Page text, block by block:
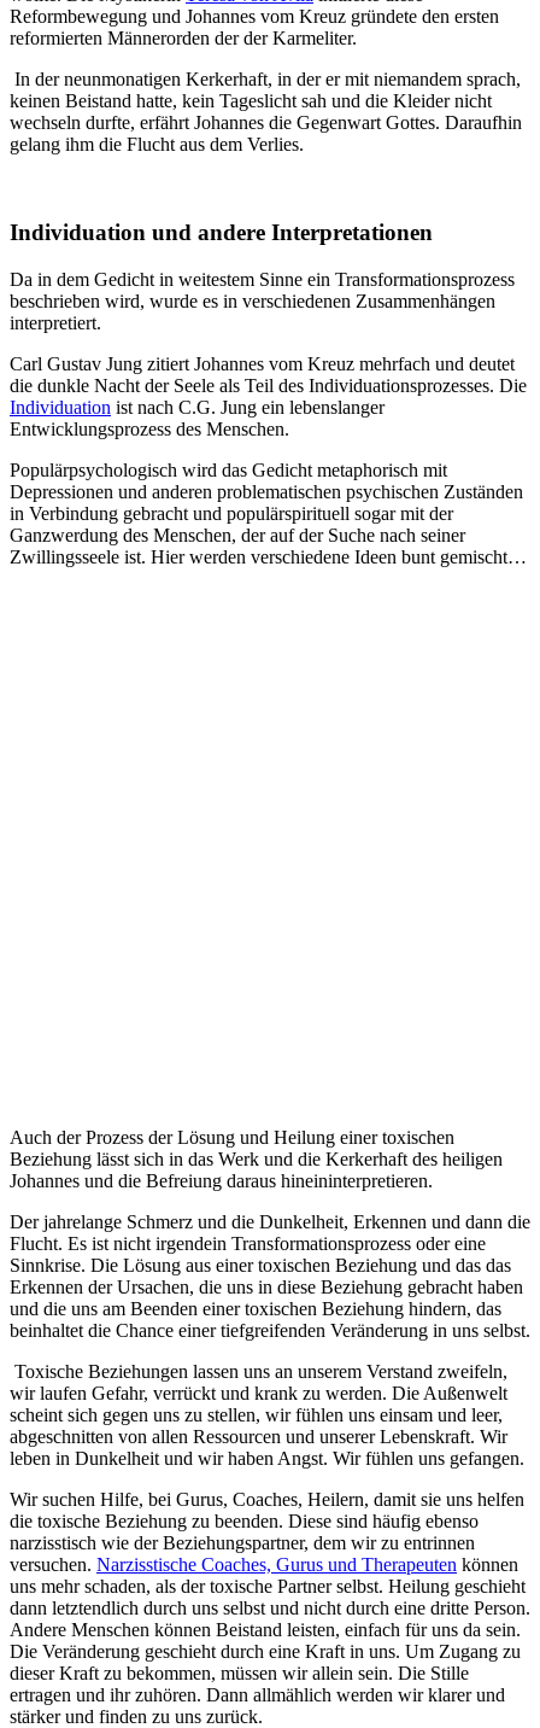
Reformbewegung und Johannes vom Kreuz gründete den ersten
reformierten Männerorden der der Karmeliter.
In der neunmonatigen Kerkerhaft, in der er mit niemandem sprach,
keinen Beistand hatte, kein Tageslicht sah und die Kleider nicht
wechseln durfte, erfährt Johannes die Gegenwart Gottes. Daraufhin
gelang ihm die Flucht aus dem Verlies.
Individuation und andere Interpretationen
Da in dem Gedicht in weitestem Sinne ein Transformationsprozess
beschrieben wird, wurde es in verschiedenen Zusammenhängen
interpretiert.
Carl Gustav Jung zitiert Johannes vom Kreuz mehrfach und deutet
die dunkle Nacht der Seele als Teil des Individuationsprozesses. Die
Individuation ist nach C.G. Jung ein lebenslanger
Entwicklungsprozess des Menschen.
Populärpsychologisch wird das Gedicht metaphorisch mit
Depressionen und anderen problematischen psychischen Zuständen
in Verbindung gebracht und populärspirituell sogar mit der
Ganzwerdung des Menschen, der auf der Suche nach seiner
Zwillingsseele ist. Hier werden verschiedene Ideen bunt gemischt…
Auch der Prozess der Lösung und Heilung einer toxischen
Beziehung lässt sich in das Werk und die Kerkerhaft des heiligen
Johannes und die Befreiung daraus hineininterpretieren.
Der jahrelange Schmerz und die Dunkelheit, Erkennen und dann die
Flucht. Es ist nicht irgendein Transformationsprozess oder eine
Sinnkrise. Die Lösung aus einer toxischen Beziehung und das das
Erkennen der Ursachen, die uns in diese Beziehung gebracht haben
und die uns am Beenden einer toxischen Beziehung hindern, das
beinhaltet die Chance einer tiefgreifenden Veränderung in uns selbst.
Toxische Beziehungen lassen uns an unserem Verstand zweifeln,
wir laufen Gefahr, verrückt und krank zu werden. Die Außenwelt
scheint sich gegen uns zu stellen, wir fühlen uns einsam und leer,
abgeschnitten von allen Ressourcen und unserer Lebenskraft. Wir
leben in Dunkelheit und wir haben Angst. Wir fühlen uns gefangen.
Wir suchen Hilfe, bei Gurus, Coaches, Heilern, damit sie uns helfen
die toxische Beziehung zu beenden. Diese sind häufig ebenso
narzisstisch wie der Beziehungspartner, dem wir zu entrinnen
versuchen. Narzisstische Coaches, Gurus und Therapeuten können
uns mehr schaden, als der toxische Partner selbst. Heilung geschieht
dann letztendlich durch uns selbst und nicht durch eine dritte Person.
Andere Menschen können Beistand leisten, einfach für uns da sein.
Die Veränderung geschieht durch eine Kraft in uns. Um Zugang zu
dieser Kraft zu bekommen, müssen wir allein sein. Die Stille
ertragen und ihr zuhören. Dann allmählich werden wir klarer und
stärker und finden zu uns zurück.